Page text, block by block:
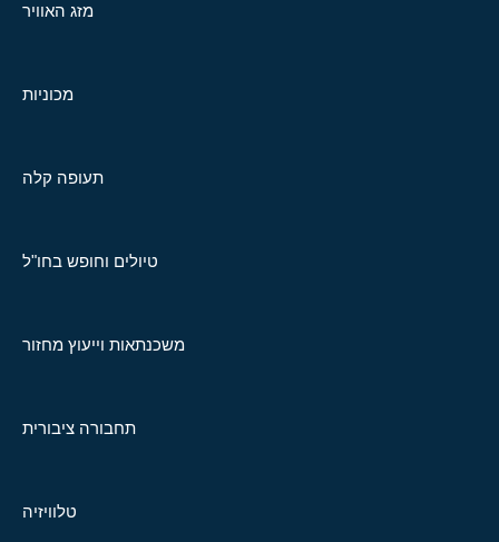
מזג האוויר
מכוניות
תעופה קלה
טיולים וחופש בחו"ל
משכנתאות וייעוץ מחזור
תחבורה ציבורית
טלוויזיה